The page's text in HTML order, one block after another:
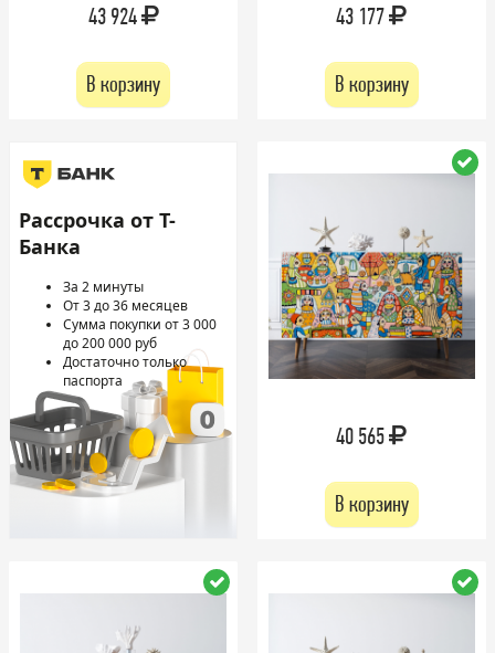
43 924
В корзину
43 177
В корзину
Рассрочка от Т-
Банка
За 2 минуты
От 3 до 36 месяцев
Сумма покупки от 3 000
до 200 000 руб
Достаточно только
паспорта
40 565
В корзину